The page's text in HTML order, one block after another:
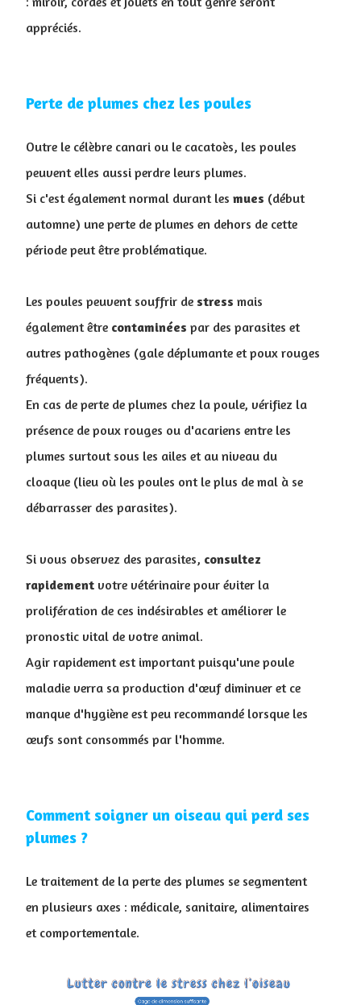
appréciés.
Perte de plumes chez les poules
Outre le célèbre canari ou le cacatoès, les poules
peuvent elles aussi perdre leurs plumes.
Si c'est également normal durant les mues (début
automne) une perte de plumes en dehors de cette
période peut être problématique.
Les poules peuvent souffrir de stress mais
également être contaminées par des parasites et
autres pathogènes (gale déplumante et poux rouges
fréquents).
En cas de perte de plumes chez la poule, vérifiez la
présence de poux rouges ou d'acariens entre les
plumes surtout sous les ailes et au niveau du
cloaque (lieu où les poules ont le plus de mal à se
débarrasser des parasites).
Si vous observez des parasites, consultez
rapidement votre vétérinaire pour éviter la
prolifération de ces indésirables et améliorer le
pronostic vital de votre animal.
Agir rapidement est important puisqu'une poule
maladie verra sa production d'œuf diminuer et ce
manque d'hygiène est peu recommandé lorsque les
œufs sont consommés par l'homme.
Comment soigner un oiseau qui perd ses
plumes ?
Le traitement de la perte des plumes se segmentent
en plusieurs axes : médicale, sanitaire, alimentaires
et comportementale.